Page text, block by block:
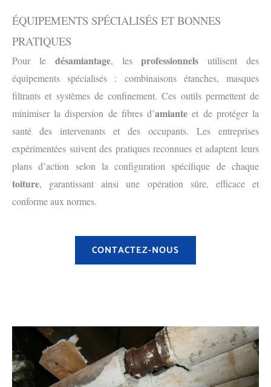
ÉQUIPEMENTS SPÉCIALISÉS ET BONNES
PRATIQUES
Pour le désamiantage, lesprofessionnels utilisent des
équipements spécialisés : combinaisons étanches, masques
filtrants et systèmes de confinement. Ces outils permettent de
minimiser la dispersion de fibres d’amiante et de protéger la
santé des intervenants et des occupants. Les entreprises
expérimentées suivent des pratiques reconnues et adaptent leurs
plans d’action selon la configuration spécifique de chaque
toiture, garantissant ainsi une opération sûre, efficace et
conforme aux normes.
CONTACTEZ-NOUS